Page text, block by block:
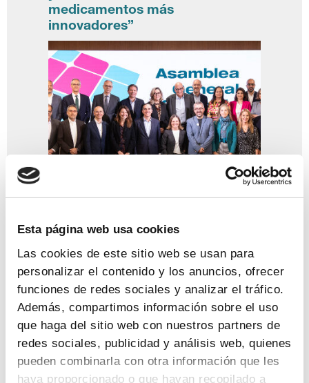
Esta página web usa cookies
Las cookies de este sitio web se usan para
personalizar el contenido y los anuncios, ofrecer
funciones de redes sociales y analizar el tráfico.
Además, compartimos información sobre el uso
que haga del sitio web con nuestros partners de
redes sociales, publicidad y análisis web, quienes
pueden combinarla con otra información que les
haya proporcionado o que hayan recopilado a
medicamentos más
innovadores”
Abril 2026
Ver newsletter
Fina Lladós: «El Espacio
Europeo de Datos Sanitarios es
una oportunidad para acelerar la